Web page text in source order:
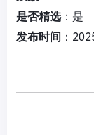
是否精选：是
发布时间 ：